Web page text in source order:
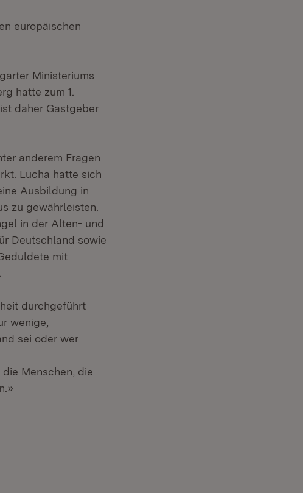
europäischen
Ministeriums
hatte zum 1.
daher Gastgeber
anderem Fragen
Lucha hatte sich
Ausbildung in
zu gewährleisten.
in der Alten- und
Deutschland sowie
mit
durchgeführt
wenige,
sei oder wer
Menschen, die